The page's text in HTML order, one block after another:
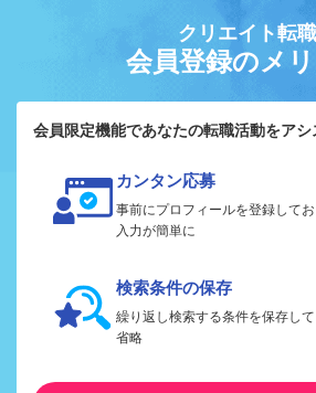
クリエイト転職
会員登録のメ
会員限定機能であなたの転職活動をアシ
カンタン応募
事前にプロフィールを登録して
入力が簡単に
検索条件の保存
繰り返し検索する条件を保存し
省略